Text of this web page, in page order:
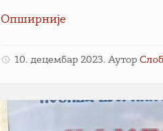
Опширније
10. децембар 2023. Аутор